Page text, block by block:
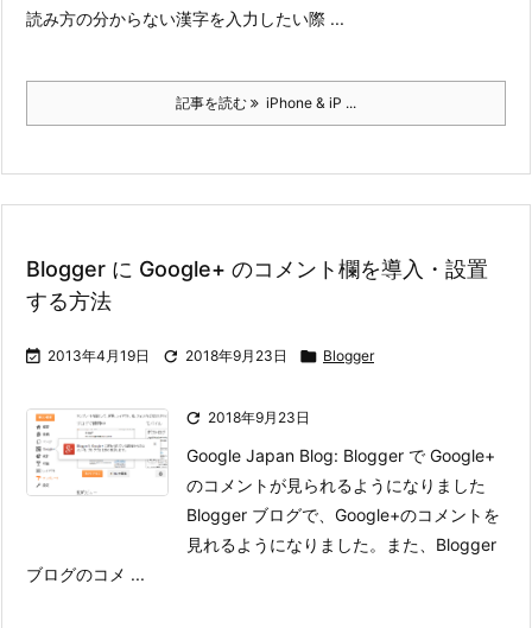
読み方の分からない漢字を入力したい際 ...
記事を読む iPhone & iP ...
Blogger に Google+ のコメント欄を導入・設置
する方法
 2013年4月19日  2018年9月23日  Blogger
 2018年9月23日
Google Japan Blog: Blogger で Google+
のコメントが見られるようになりました
Blogger ブログで、Google+のコメントを
見れるようになりました。また、Blogger
ブログのコメ ...